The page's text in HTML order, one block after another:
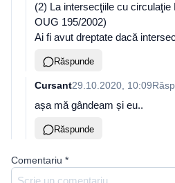
(2) La intersecţiile cu
OUG 195/2002)
Ai fi avut dreptate dacă
Răspunde
Cursant29.10.2020, 10:09
așa mă gândeam și eu..
Răspunde
Comentariu *